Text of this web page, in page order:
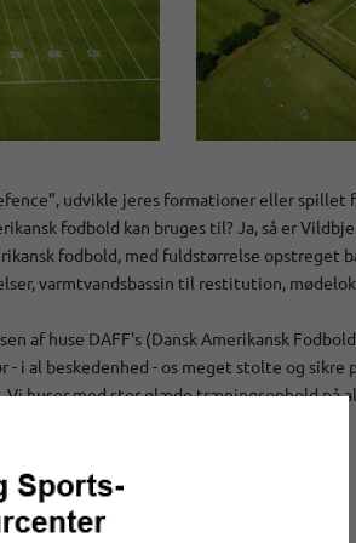
udvikle jeres formationer eller
fodbold kan bruges til? Ja, så er
fodbold, med fuldstørrelse opstreget
varmtvandsbassin til restitution,
af huse DAFF's (Dansk Amerikansk
i al beskedenhed - os meget stolte og sikre
huser med stor glæde træningsophold på